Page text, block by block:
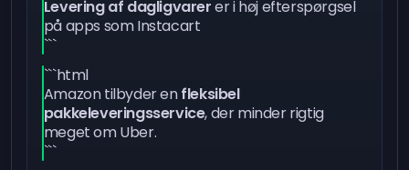
Levering af dagligvarerer i høj efterspørgsel
på apps som Instacart
```
```html
Amazon tilbyder enfleksibel
pakkeleveringsservice, der minder rigtig
meget om Uber.
```